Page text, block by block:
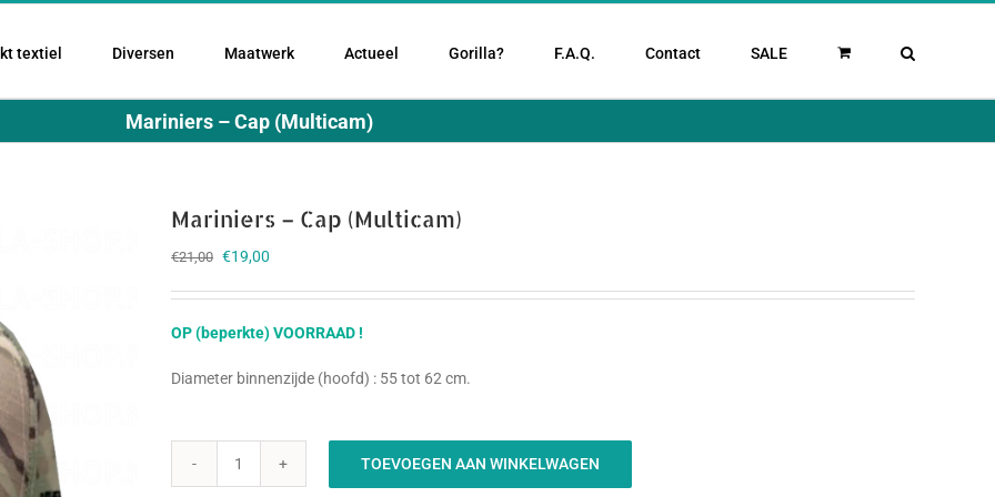
textiel Diversen Maatwerk Actueel Gorilla? F.A.Q. Contact SALE
Mariniers – Cap (Multicam)
Mariniers – Cap (Multicam)
€21,00 Oorspronkelijke
was:
€21,00.
€19,00
is:
€19,00.
OP (beperkte) VOORRAAD !
Diameter binnenzijde (hoofd) : 55 tot 62 cm.
Mariniers
TOEVOEGEN AAN WINKELWAGEN